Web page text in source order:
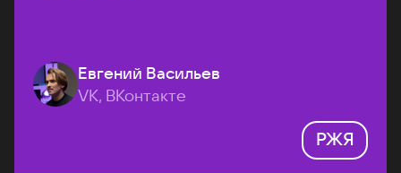
Евгений Васильев
VK, ВКонтакте
РЖЯ